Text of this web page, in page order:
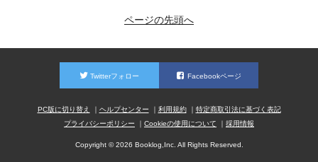
ページの先頭へ
Twitterフォロー Facebookページ
PC版に切り替え ヘルプセンター 利用規約
特定商取引法に基づく表記
プライバシーポリシー
Cookieの使用について 採用情報
Copyright © 2026 Booklog,Inc. All Rights Reserved.